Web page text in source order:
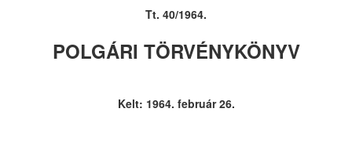
Tt. 40/1964.
POLGÁRI TÖRVÉNYKÖNYV
Kelt: 1964. február 26.